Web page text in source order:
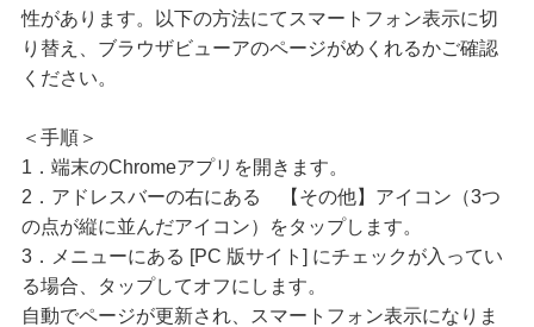
性があります。以下の方法にてスマートフォン表示に切
り替え、ブラウザビューアのページがめくれるかご確認
ください。
＜手順＞
1．端末のChromeアプリを開きます。
2．アドレスバーの右にある 【その他】アイコン（3つ
の点が縦に並んだアイコン）をタップします。
3．メニューにある [PC 版サイト] にチェックが入ってい
る場合、タップしてオフにします。
自動でページが更新され、スマートフォン表示になりま